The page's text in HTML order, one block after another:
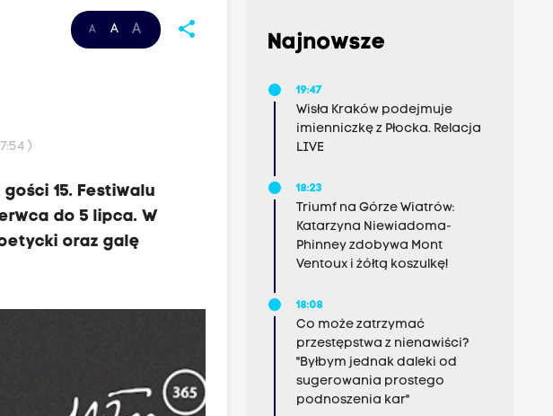
A A A share
)
15. Festiwalu
do 5 lipca. W
oraz galę
Najnowsze
19:47
Wisła Kraków podejmuje
imienniczkę z Płocka. Relacja
LIVE
18:23
Triumf na Górze Wiatrów:
Katarzyna Niewiadoma-
Phinney zdobywa Mont
Ventoux i żółtą koszulkę!
18:08
Co może zatrzymać
przestępstwa z nienawiści?
"Byłbym jednak daleki od
sugerowania prostego
podnoszenia kar"